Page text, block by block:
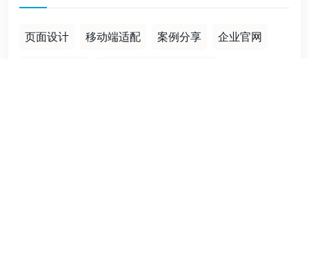
页面设计 移动端适配 案例分享 企业官网